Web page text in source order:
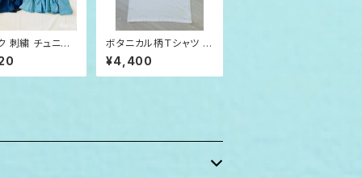
刺繍 チュニッ
ース
ボタニカル柄Ｔシャツ M
en's /ホワイトS-L
¥4,400